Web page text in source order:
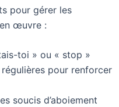
pour gérer les
œuvre :
toi » ou « stop »
pour renforcer
soucis d’aboiement